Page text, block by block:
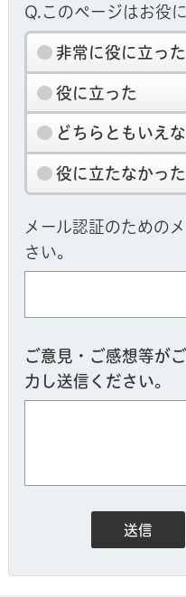
Q.このページはお役
非常に役に立った
役に立った
どちらともいえ
役に立たなかった
メール認証のための
さい。
ご意見・ご感想等が
力し送信ください。